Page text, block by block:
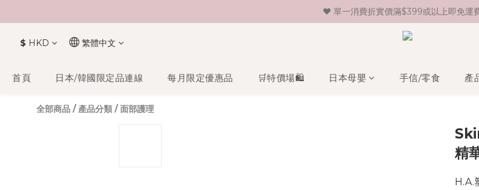
♥ 新會員登記即送HK$30 現金卷♥
♥ 單一消費折實價滿$399或以上即免運
♥ 新會員登記即送HK$30 現金卷♥
$ HKD 繁體中文
首頁 日本/韓國限定品連線 每月限定優惠品 🛒特價場🛍️ 日本母嬰 手信/零食 產
全部商品 / 產品分類 /面部護理
精
H.A.